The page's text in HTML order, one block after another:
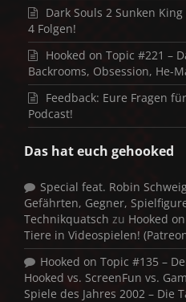
Dark Souls 2 Sunken
4 Folgen!
Hooked on Topic #221 –
Backrooms, Obsession, He-
Feedback: Eure Fragen
Podcast!
Das hat euch gehooked
Special feat. Robin
Gefährten, Gegner,
Technikquatsch zu Hooked
Tiere in Videospielen!
Hooked on Topic #135 –
Hooked vs. ScreenFun vs.
Spiele des Jahres 2002 – Die